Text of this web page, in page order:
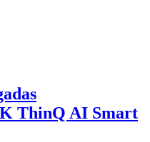
ThinQ AI Smart